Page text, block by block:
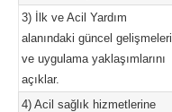
3) İlk ve Acil Yardım
alanındaki güncel gelişmeleri
ve uygulama yaklaşımlarını
açıklar.
4) Acil sağlık hizmetlerine